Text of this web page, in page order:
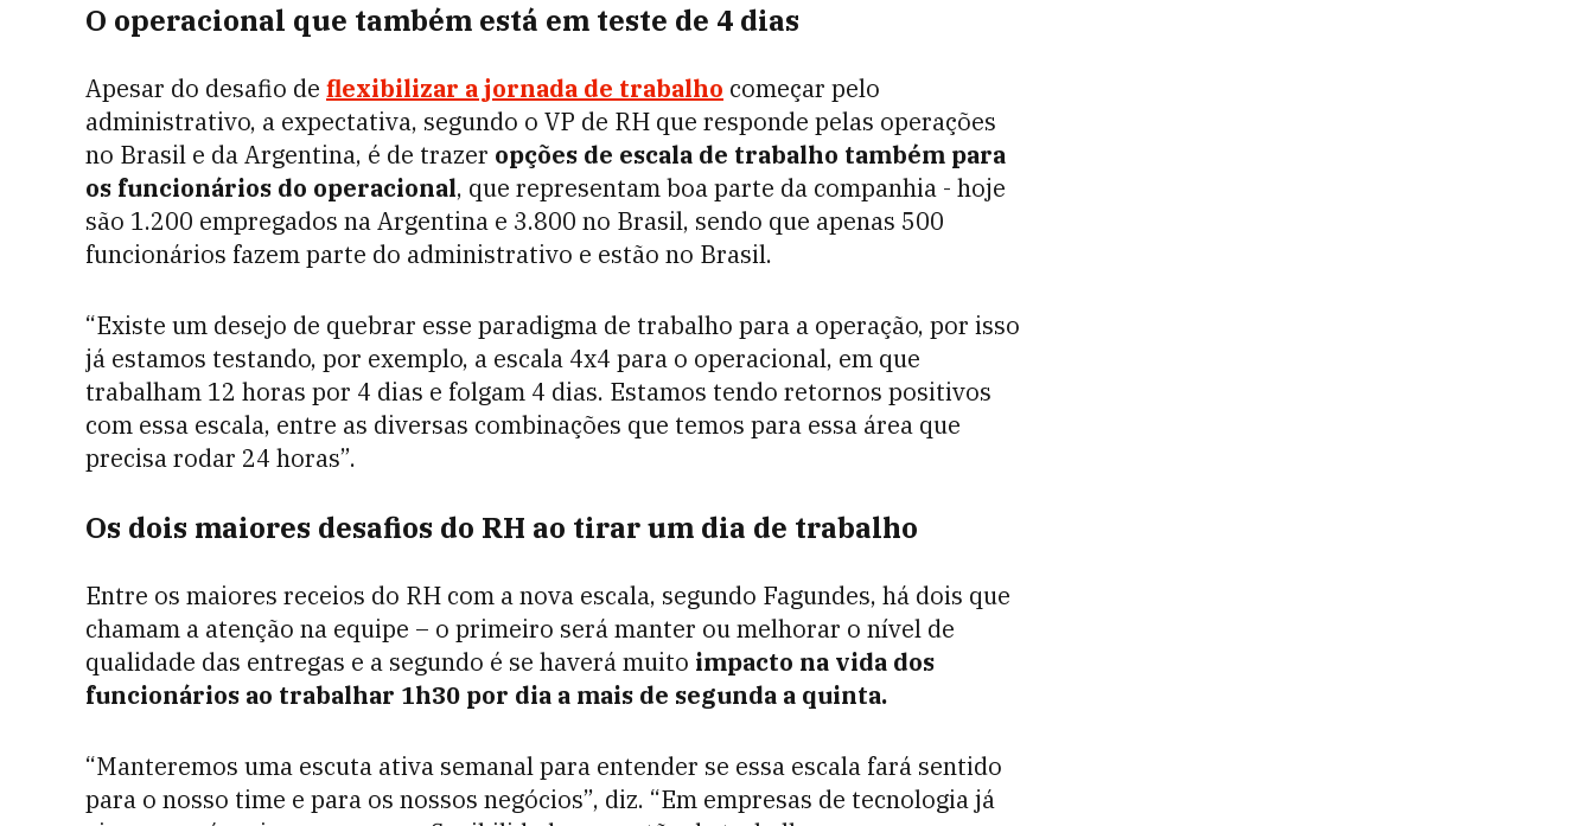
O operacional que também está em teste de 4 dias
Apesar do desafio de flexibilizar a jornada de trabalho começar pelo
administrativo, a expectativa, segundo o VP de RH que responde pelas operações
no Brasil e da Argentina, é de trazer opções de escala de trabalho também para
os funcionários do operacional, que representam boa parte da companhia - hoje
são 1.200 empregados na Argentina e 3.800 no Brasil, sendo que apenas 500
funcionários fazem parte do administrativo e estão no Brasil.
“Existe um desejo de quebrar esse paradigma de trabalho para a operação, por isso
já estamos testando, por exemplo, a escala 4x4 para o operacional, em que
trabalham 12 horas por 4 dias e folgam 4 dias. Estamos tendo retornos positivos
com essa escala, entre as diversas combinações que temos para essa área que
precisa rodar 24 horas”.
Os dois maiores desafios do RH ao tirar um dia de trabalho
Entre os maiores receios do RH com a nova escala, segundo Fagundes, há dois que
chamam a atenção na equipe – o primeiro será manter ou melhorar o nível de
qualidade das entregas e a segundo é se haverá muito impacto na vida dos
funcionários ao trabalhar 1h30 por dia a mais de segunda a quinta.
“Manteremos uma escuta ativa semanal para entender se essa escala fará sentido
para o nosso time e para os nossos negócios”, diz. “Em empresas de tecnologia já